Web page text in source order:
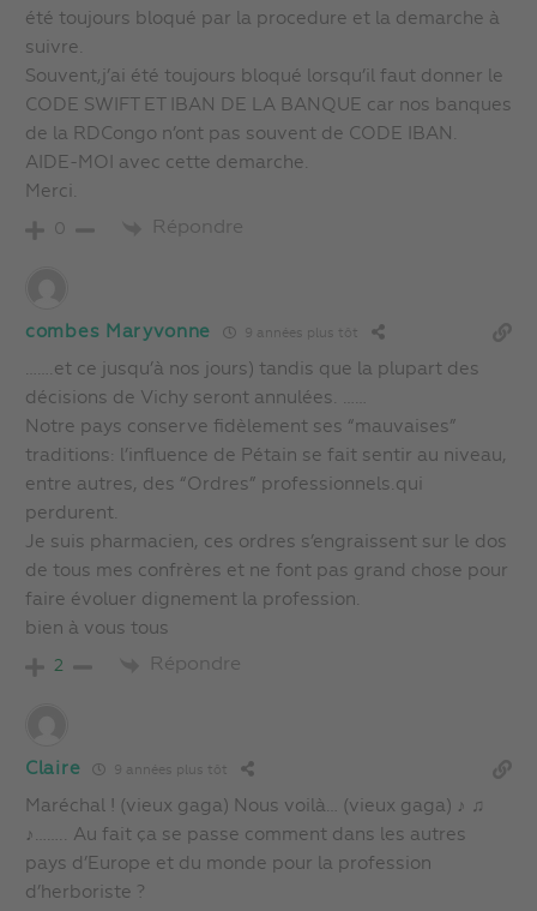
été toujours bloqué par la procedure et la demarche à
suivre.
Souvent,j’ai été toujours bloqué lorsqu’il faut donner le
CODE SWIFT ET IBAN DE LA BANQUE car nos banques
de la RDCongo n’ont pas souvent de CODE IBAN.
AIDE-MOI avec cette demarche.
Merci.
0 Répondre
combes Maryvonne 9 années plus tôt
…….et ce jusqu’à nos jours) tandis que la plupart des
décisions de Vichy seront annulées. ……
Notre pays conserve fidèlement ses “mauvaises”
traditions: l’influence de Pétain se fait sentir au niveau,
entre autres, des “Ordres” professionnels.qui
perdurent.
Je suis pharmacien, ces ordres s’engraissent sur le dos
de tous mes confrères et ne font pas grand chose pour
faire évoluer dignement la profession.
bien à vous tous
2 Répondre
Claire 9 années plus tôt
Maréchal ! (vieux gaga) Nous voilà… (vieux gaga) ♪ ♫
♪…….. Au fait ça se passe comment dans les autres
pays d’Europe et du monde pour la profession
d’herboriste ?